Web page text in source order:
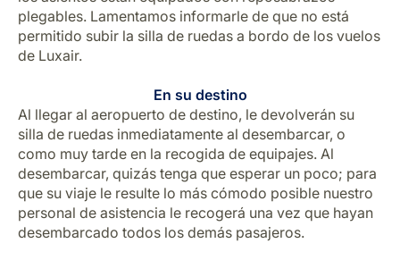
plegables. Lamentamos informarle de que no está
permitido subir la silla de ruedas a bordo de los vuelos
de Luxair.
En su destino
Al llegar al aeropuerto de destino, le devolverán su
silla de ruedas inmediatamente al desembarcar, o
como muy tarde en la recogida de equipajes. Al
desembarcar, quizás tenga que esperar un poco; para
que su viaje le resulte lo más cómodo posible nuestro
personal de asistencia le recogerá una vez que hayan
desembarcado todos los demás pasajeros.